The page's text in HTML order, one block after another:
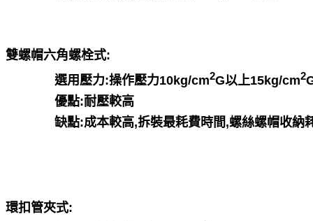
雙螺帽六角螺栓式:
選用壓力:操作壓力10kg/cm2G以上15kg/cm2
優點:耐壓較高
缺點:成本較高,拆裝最耗費時間,螺絲螺帽收納
環扣管夾式: